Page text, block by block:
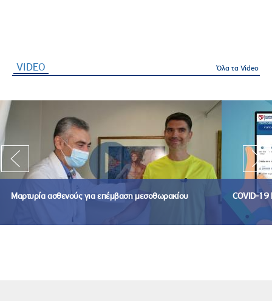
VIDEO Όλα τα Video
Μαρτυρία ασθενούς για επέμβαση μεσοθωρακίου COVID-19